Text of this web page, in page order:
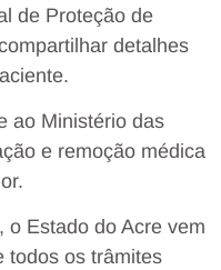
de Proteção de
detalhes
ao Ministério das
e remoção médica
o Estado do Acre vem
todos os trâmites